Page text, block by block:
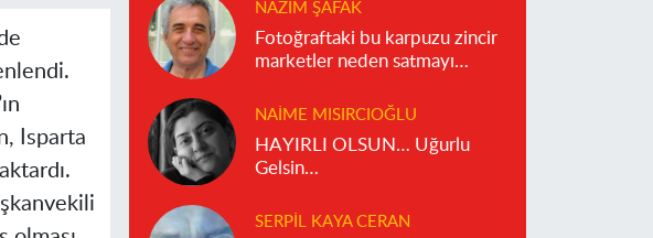
Isparta
NAZIM ŞAFAK
Fotoğraftaki bu karpuzu zincir
marketler neden satmayı
NAIME MISIRCIOĞLU
HAYIRLI OLSUN… Uğurlu
Gelsin…
SERPIL KAYA CERAN